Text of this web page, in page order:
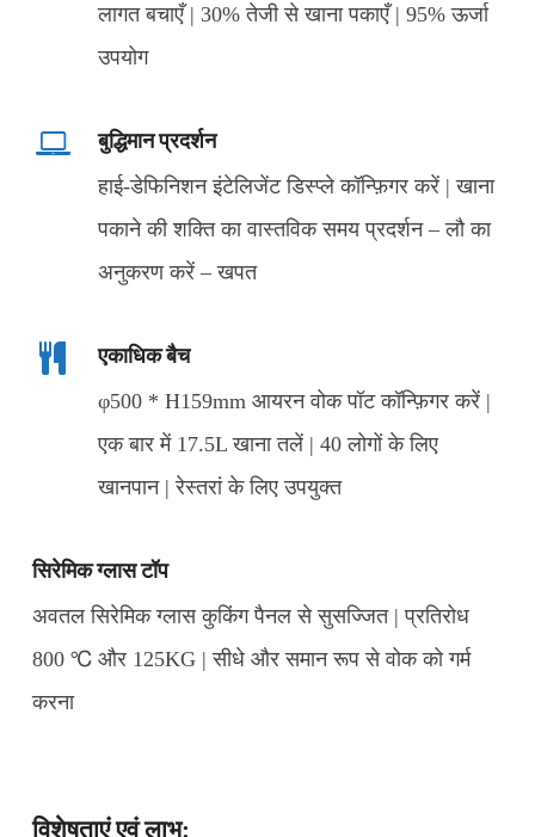
लागत बचाएँ | 30% तेजी से खाना पकाएँ | 95% ऊर्जा
उपयोग
बुद्धिमान प्रदर्शन
हाई-डेफिनिशन इंटेलिजेंट डिस्प्ले कॉन्फ़िगर करें | खाना
पकाने की शक्ति का वास्तविक समय प्रदर्शन – लौ का
अनुकरण करें – खपत
एकाधिक बैच
φ500 * H159mm आयरन वोक पॉट कॉन्फ़िगर करें |
एक बार में 17.5L खाना तलें | 40 लोगों के लिए
खानपान | रेस्तरां के लिए उपयुक्त
सिरेमिक ग्लास टॉप
अवतल सिरेमिक ग्लास कुकिंग पैनल से सुसज्जित | प्रतिरोध
800 ℃ और 125KG | सीधे और समान रूप से वोक को गर्म
करना
विशेषताएं एवं लाभ: